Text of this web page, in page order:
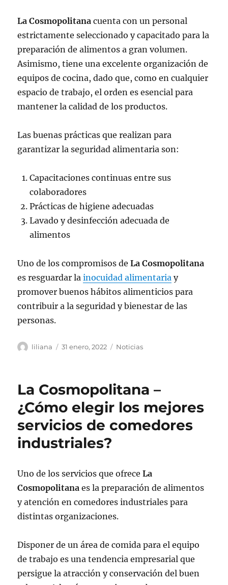
La Cosmopolitana cuenta con un personal
estrictamente seleccionado y capacitado para la
preparación de alimentos a gran volumen.
Asimismo, tiene una excelente organización de
equipos de cocina, dado que, como en cualquier
espacio de trabajo, el orden es esencial para
mantener la calidad de los productos.
Las buenas prácticas que realizan para
garantizar la seguridad alimentaria son:
Capacitaciones continuas entre sus
colaboradores
Prácticas de higiene adecuadas
Lavado y desinfección adecuada de
alimentos
Uno de los compromisos deLa Cosmopolitana
es resguardar lainocuidad alimentaria y
promover buenos hábitos alimenticios para
contribuir a la seguridad y bienestar de las
personas.
Autor
liliana
Publicado
31 enero, 2022 Categorías
Noticias
La Cosmopolitana –
¿Cómo elegir los mejores
servicios de comedores
industriales?
Uno de los servicios que ofrece La
Cosmopolitana es la preparación de alimentos
y atención en comedores industriales para
distintas organizaciones.
Disponer de un área de comida para el equipo
de trabajo es una tendencia empresarial que
persigue la atracción y conservación del buen